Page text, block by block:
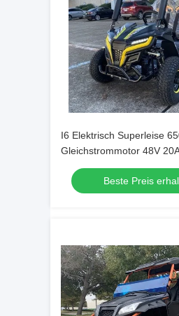
I6 Elektrisch Superleise
Gleichstrommotor 48V
Elektrische UTV
Beste Preis